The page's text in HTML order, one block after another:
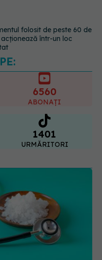
nocturne: semnul ignorat
ascunde probleme
sănătate
20:00
1401
URMĂRITORI
arterială. Nu